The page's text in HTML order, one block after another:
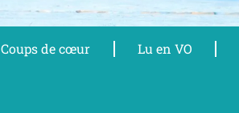
Coups de cœur Lu en VO